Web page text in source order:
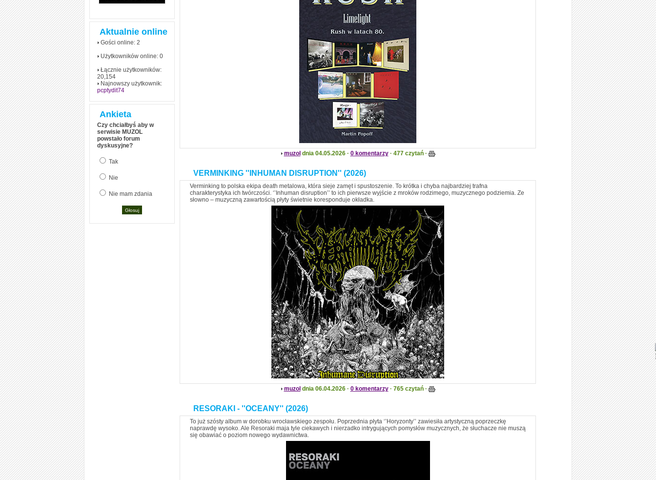
Aktualnie online
Gości online: 2
Użytkowników online: 0
Łącznie użytkowników:
20,154
Najnowszy użytkownik:
pcptydit74
Ankieta
Czy chciałbyś aby w
serwisie MUZOL
powstało forum
dyskusyjne?
Tak
Nie
Nie mam zdania
muzol dnia 04.05.2026 · 0 komentarzy· 477 czytań ·
VERMINKING ''INHUMAN DISRUPTION'' (2026)
Verminking to polska ekipa death metalowa, która sieje zamęt i spustoszenie. To krótka i chyba najbardziej trafna
charakterystyka ich twórczości. ‘’Inhuman disruption’’ to ich pierwsze wyjście z mroków rodzimego, muzycznego podziemia. Ze
słowno – muzyczną zawartością płyty świetnie koresponduje okładka.
muzol dnia 06.04.2026 · 0 komentarzy· 765 czytań ·
RESORAKI - ''OCEANY'' (2026)
To już szósty album w dorobku wrocławskiego zespołu. Poprzednia płyta ‘’Horyzonty’’ zawiesiła artystyczną poprzeczkę
naprawdę wysoko. Ale Resoraki maja tyle ciekawych i nierzadko intrygujących pomysłów muzycznych, że słuchacze nie muszą
się obawiać o poziom nowego wydawnictwa.